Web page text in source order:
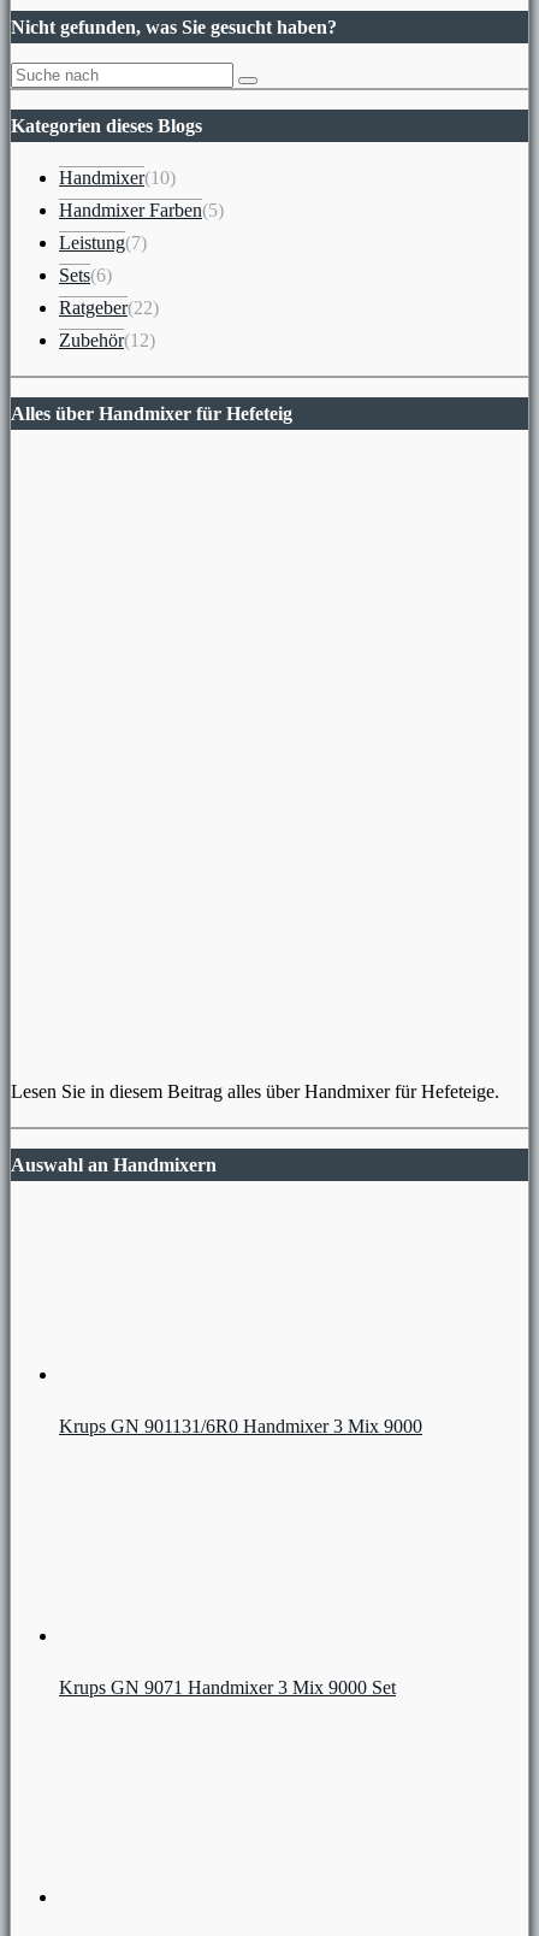
Nicht gefunden, was Sie gesucht haben?
Kategorien dieses Blogs
Handmixer(10)
Handmixer Farben(5)
Leistung(7)
Sets(6)
Ratgeber(22)
Zubehör(12)
Alles über Handmixer für Hefeteig
Lesen Sie in diesem Beitrag alles über Handmixer für Hefeteige.
Auswahl an Handmixern
Krups GN 901131/6R0 Handmixer 3 Mix 9000
Krups GN 9071 Handmixer 3 Mix 9000 Set